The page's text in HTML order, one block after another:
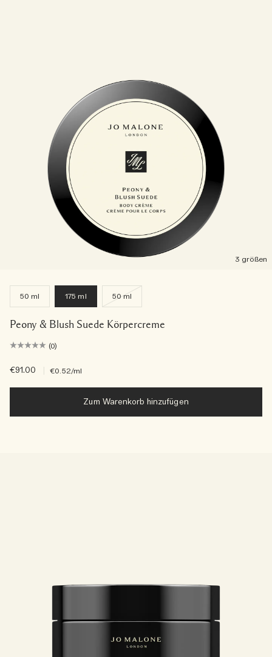
3 größen
50 ml 175 ml 50 ml
Peony & Blush Suede Körpercreme
(0)
€91.00 €0.52/ml
Zum Warenkorb hinzufügen